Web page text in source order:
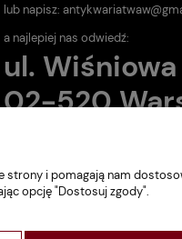
lub napisz:
a najlepiej nas odwiedź:
ul.
02-520
strony i pomagają nam
opcję "Dostosuj zgody".